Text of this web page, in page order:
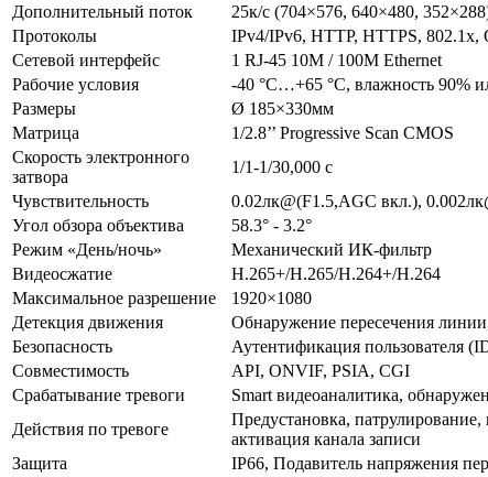
Дополнительный поток
25к/с (704×576, 640×480,
Протоколы
IPv4/IPv6, HTTP, HTTPS, 802.1x,
Сетевой интерфейс
1 RJ-45 10M / 100M Ethernet
Рабочие условия
-40 °C…+65 °C, влажность 90%
Размеры
Ø 185×330мм
Матрица
1/2.8’’ Progressive Scan CMOS
Скорость электронного
затвора
1/1-1/30,000 с
Чувствительность
0.02лк@(F1.5,AGC вкл.),
Угол обзора объектива
58.3° - 3.2°
Режим «День/ночь»
Механический ИК-фильтр
Видеосжатие
H.265+/H.265/H.264+/H.264
Максимальное разрешение
1920×1080
Детекция движения
Обнаружение пересечения
Безопасность
Аутентификация пользователя
Совместимость
API, ONVIF, PSIA, CGI
Срабатывание тревоги
Smart видеоаналитика,
Действия по тревоге
Предустановка,
активация канала записи
Защита
IP66, Подавитель напряжения